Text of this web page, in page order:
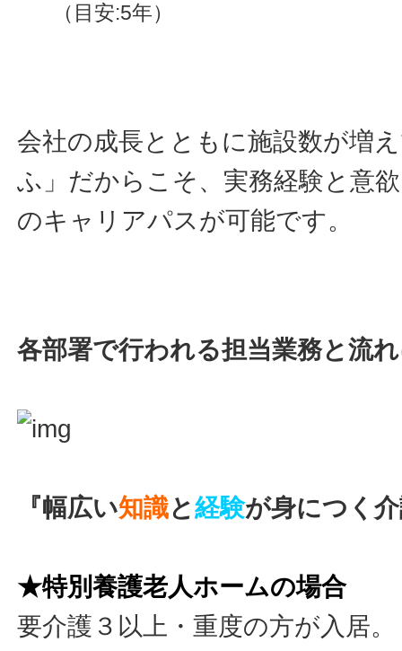
（目安:5年）
会社の成長とともに施設数が増
ふ」だからこそ、実務経験と意
のキャリアパスが可能です。
各部署で行われる担当業務と流
『幅広い知識と経験が身につく
★特別養護老人ホームの場合
要介護３以上・重度の方が入居。